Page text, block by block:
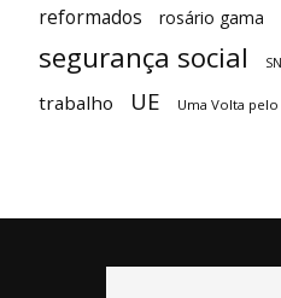
reformados rosário gama
segurança social
trabalho UE Uma Volta